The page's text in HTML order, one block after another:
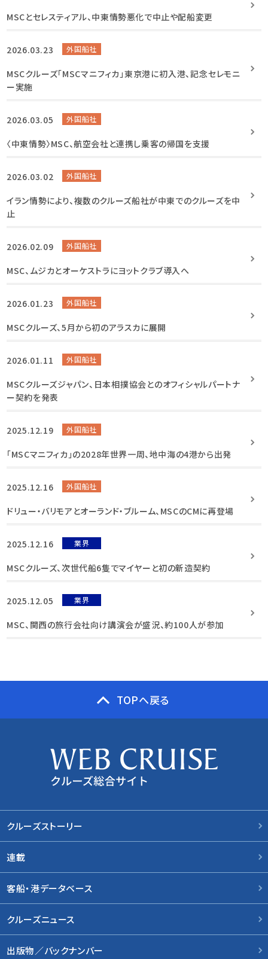
MSCとセレスティアル、中東情勢悪化で中止や配船変更
2026.03.23 外国船社
MSCクルーズ「MSCマニフィカ」東京港に初入港、記念セレモニ
ー実施
2026.03.05 外国船社
〈中東情勢〉MSC、航空会社と連携し乗客の帰国を支援
2026.03.02 外国船社
イラン情勢により、複数のクルーズ船社が中東でのクルーズを中
止
2026.02.09 外国船社
MSC、ムジカとオーケストラにヨットクラブ導入へ
2026.01.23 外国船社
MSCクルーズ、5月から初のアラスカに展開
2026.01.11 外国船社
MSCクルーズジャパン、日本相撲協会とのオフィシャルパートナ
ー契約を発表
2025.12.19 外国船社
「MSCマニフィカ」の2028年世界一周、地中海の4港から出発
2025.12.16 外国船社
ドリュー・バリモアとオーランド・ブルーム、MSCのCMに再登場
2025.12.16 業界
MSCクルーズ、次世代船6隻でマイヤーと初の新造契約
2025.12.05 業界
MSC、関西の旅行会社向け講演会が盛況、約100人が参加
TOPへ戻る
クルーズストーリー
連載
客船・港データベース
クルーズニュース
出版物／バックナンバー